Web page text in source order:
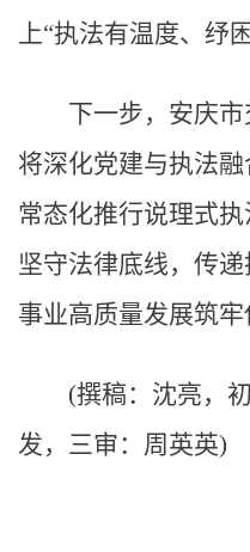
上“执法有温度、纾
下一步，安庆
将深化党建与执法融
常态化推行说理式执
坚守法律底线，传
事业高质量发展筑牢
(撰稿：沈亮，
发，三审：周英英)